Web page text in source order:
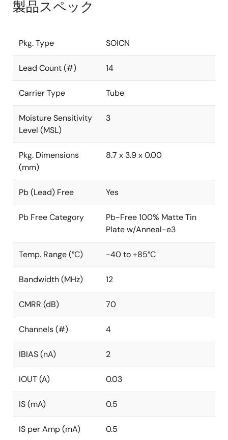
製品スペック
Pkg. Type SOICN
Lead Count (#) 14
Carrier Type Tube
Moisture Sensitivity
Level (MSL)
3
Pkg. Dimensions
(mm)
8.7 x 3.9 x 0.00
Pb (Lead) Free Yes
Pb Free Category
Pb-Free 100% Matte Tin
Plate w/Anneal-e3
Temp. Range (°C) -40 to +85°C
Bandwidth (MHz) 12
CMRR (dB) 70
Channels (#) 4
IBIAS (nA) 2
IOUT (A) 0.03
IS (mA) 0.5
IS per Amp (mA) 0.5